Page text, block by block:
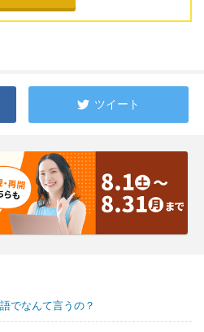
ツイート
でなんて言うの？